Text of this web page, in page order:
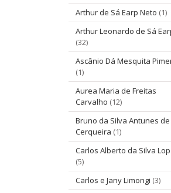
Arthur de Sá Earp Neto (1)
Arthur Leonardo de Sá
(32)
Ascânio Dá Mesquita
(1)
Aurea Maria de Freitas
Carvalho (12)
Bruno da Silva Antunes de
Cerqueira (1)
Carlos Alberto da Silva
(5)
Carlos e Jany Limongi (3)